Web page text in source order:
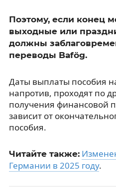
Поэтому, если конец
выходные или
должны
переводы Bafög.
Даты выплаты пособия
напротив, проходят по
получения финансовой
зависит от
пособия.
Читайте также:
Германии в 2025 году.